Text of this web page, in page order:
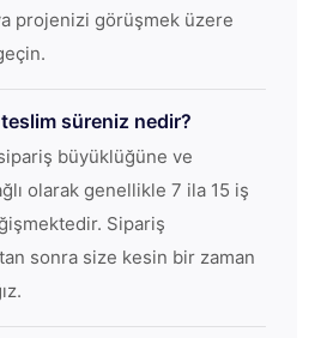
projenizi görüşmek üzere
süreniz nedir?
büyüklüğüne ve
olarak genellikle 7 ila 15 iş
Sipariş
sonra size kesin bir zaman